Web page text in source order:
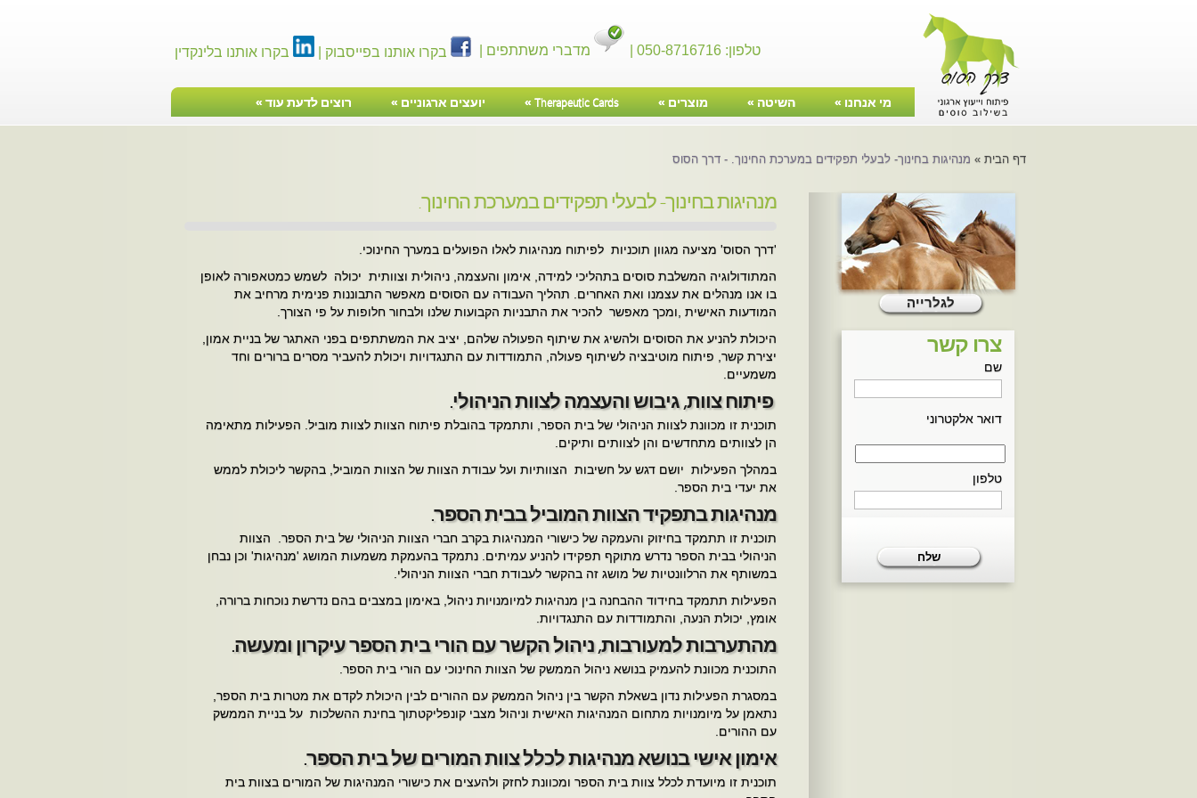
בקרו אותנו בלינקדין בקרו אותנו בפייסבוק | מדברי משתתפים | טלפון: 050-8716716 |
מי אנחנו » השיטה » מוצרים »
Therapeutic Cards
» יועצים ארגוניים » רוצים לדעת עוד »
דף הבית » מנהיגות בחינוך- לבעלי תפקידים במערכת החינוך. - דרך הסוס
מנהיגות בחינוך- לבעלי תפקידים במערכת החינוך.
'דרך הסוס' מציעה מגוון תוכניות לפיתוח מנהיגות לאלו הפועלים במערך החינוכי.
המתודולוגיה המשלבת סוסים בתהליכי למידה, אימון והעצמה, ניהולית וצוותית יכולה לשמש כמטאפורה לאופן
בו אנו מנהלים את עצמנו ואת האחרים. תהליך העבודה עם הסוסים מאפשר התבוננות פנימית מרחיב את
המודעות האישית ,ומכך מאפשר להכיר את התבניות הקבועות שלנו ולבחור חלופות על פי הצורך.
היכולת להניע את הסוסים ולהשיג את שיתוף הפעולה שלהם, יציב את המשתתפים בפני האתגר של בניית אמון,
יצירת קשר, פיתוח מוטיבציה לשיתוף פעולה, התמודדות עם התנגדויות ויכולת להעביר מסרים ברורים וחד
משמעיים.
פיתוח צוות, גיבוש והעצמה לצוות הניהולי.
תוכנית זו מכוונת לצוות הניהולי של בית הספר, ותתמקד בהובלת פיתוח הצוות לצוות מוביל. הפעילות מתאימה
הן לצוותים מתחדשים והן לצוותים ותיקים.
במהלך הפעילות יושם דגש על חשיבות הצוותיות ועל עבודת הצוות של הצוות המוביל, בהקשר ליכולת לממש
את יעדי בית הספר.
מנהיגות בתפקיד הצוות המוביל בבית הספר.
תוכנית זו תתמקד בחיזוק והעמקה של כישורי המנהיגות בקרב חברי הצוות הניהולי של בית הספר. הצוות
הניהולי בבית הספר נדרש מתוקף תפקידו להניע עמיתים. נתמקד בהעמקת משמעות המושג 'מנהיגות' וכן נבחן
במשותף את הרלוונטיות של מושג זה בהקשר לעבודת חברי הצוות הניהולי.
הפעילות תתמקד בחידוד ההבחנה בין מנהיגות למיומנויות ניהול, באימון במצבים בהם נדרשת נוכחות ברורה,
אומץ, יכולת הנעה, והתמודדות עם התנגדויות.
מהתערבות למעורבות, ניהול הקשר עם הורי בית הספר עיקרון ומעשה.
התוכנית מכוונת להעמיק בנושא ניהול הממשק של הצוות החינוכי עם הורי בית הספר.
במסגרת הפעילות נדון בשאלת הקשר בין ניהול הממשק עם ההורים לבין היכולת לקדם את מטרות בית הספר,
נתאמן על מיומנויות מתחום המנהיגות האישית וניהול מצבי קונפליקטתוך בחינת ההשלכות על בניית הממשק
עם ההורים.
אימון אישי בנושא מנהיגות לכלל צוות המורים של בית הספר.
תוכנית זו מיועדת לכלל צוות בית הספר ומכוונת לחזק ולהעצים את כישורי המנהיגות של המורים בצוות בית
לגלרייה
צרו קשר
שם
דואר אלקטרוני
טלפון